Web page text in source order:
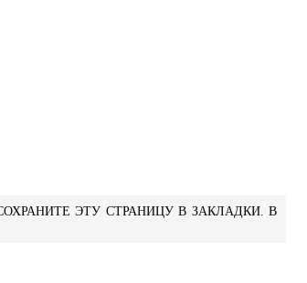
ЭТУ СТРАНИЦУ В ЗАКЛАДКИ. В